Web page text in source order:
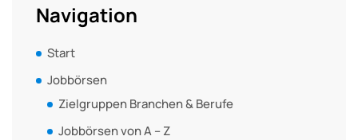
Navigation
Start
Jobbörsen
Zielgruppen Branchen & Berufe
Jobbörsen von A – Z